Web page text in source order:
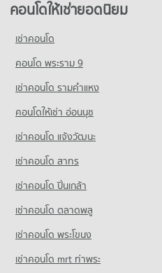
คอนโดให้เช่า ไทวัสดุ พัทยาใต้
มีคอนโดให้เช่า 1,850 ประกาศ
มีคอนโดขาย 4,618 ประกาศ
คอนโด พัทยา
คอนโดให้เช่า พัทยา
มีคอนโดให้เช่า 2,845 ประกาศ
ขายคอนโด พัทยา
มีคอนโดขาย 7,136 ประกาศ
คอนโดให้เช่ายอดนิยม
เช่าคอนโด
คอนโด พระราม 9
เช่าคอนโด รามคําแหง
คอนโดให้เช่า อ่อนนุช
เช่าคอนโด แจ้งวัฒนะ
เช่าคอนโด สาทร
เช่าคอนโด ปิ่นเกล้า
เช่าคอนโด ตลาดพลู
เช่าคอนโด พระโขนง
เช่าคอนโด mrt ท่าพระ